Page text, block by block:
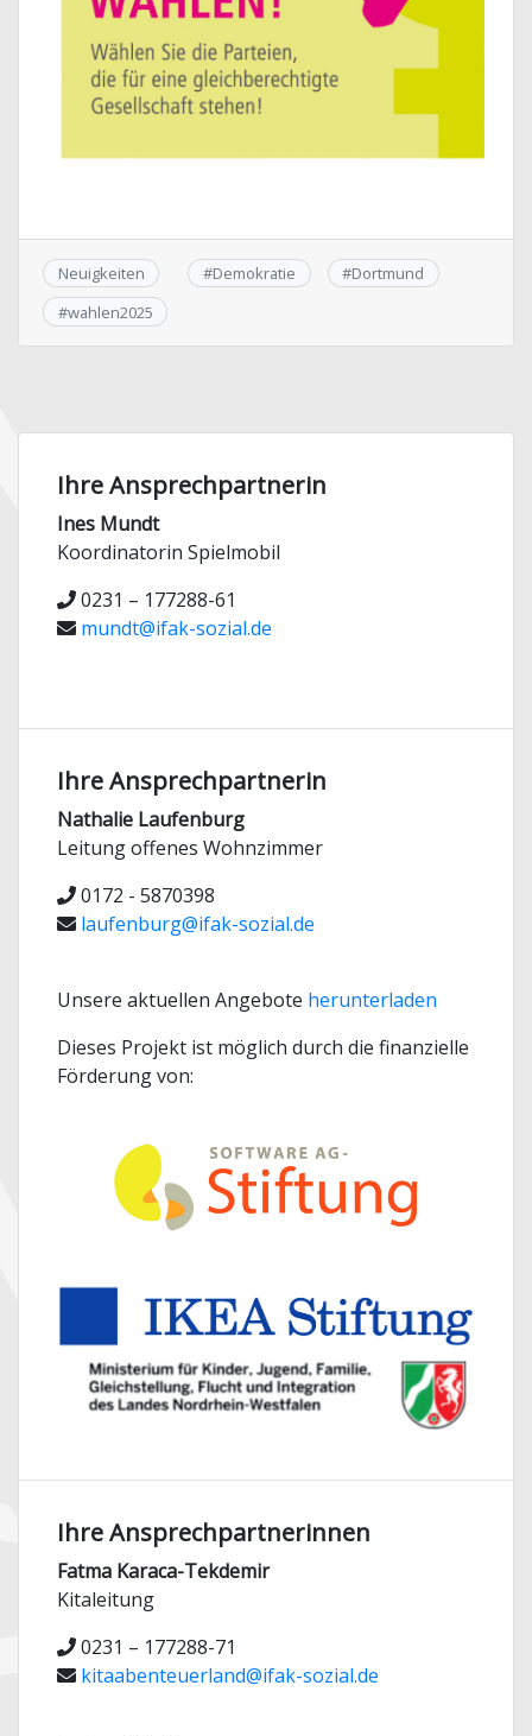
Neuigkeiten #Demokratie #Dortmund
#wahlen2025
Ihre Ansprechpartnerin
Ines Mundt
Koordinatorin Spielmobil
0231 – 177288-61
mundt@ifak-sozial.de
Ihre Ansprechpartnerin
Nathalie Laufenburg
Leitung offenes Wohnzimmer
0172 - 5870398
laufenburg@ifak-sozial.de
Unsere aktuellen Angebote herunterladen
Dieses Projekt ist möglich durch die finanzielle
Förderung von:
Ihre Ansprechpartnerinnen
Fatma Karaca-Tekdemir
Kitaleitung
0231 – 177288-71
kitaabenteuerland@ifak-sozial.de